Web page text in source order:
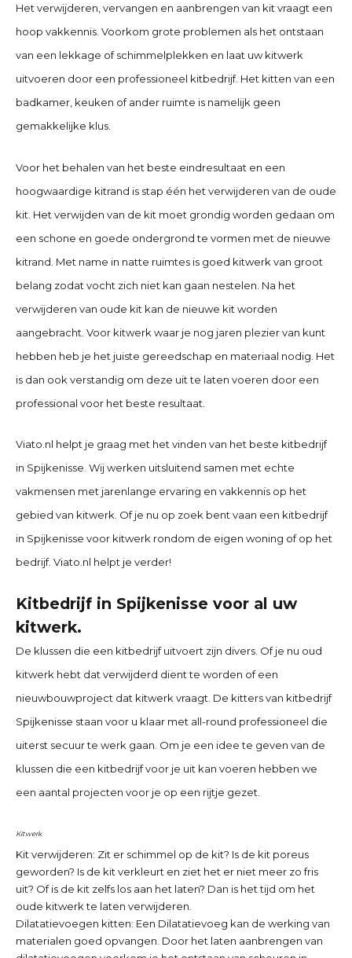
Het verwijderen, vervangen en aanbrengen van kit vraagt een
hoop vakkennis. Voorkom grote problemen als het ontstaan
van een lekkage of schimmelplekken en laat uw kitwerk
uitvoeren door een professioneel kitbedrijf. Het kitten van een
badkamer, keuken of ander ruimte is namelijk geen
gemakkelijke klus.
Voor het behalen van het beste eindresultaat en een
hoogwaardige kitrand is stap één het verwijderen van de oude
kit. Het verwijden van de kit moet grondig worden gedaan om
een schone en goede ondergrond te vormen met de nieuwe
kitrand. Met name in natte ruimtes is goed kitwerk van groot
belang zodat vocht zich niet kan gaan nestelen. Na het
verwijderen van oude kit kan de nieuwe kit worden
aangebracht. Voor kitwerk waar je nog jaren plezier van kunt
hebben heb je het juiste gereedschap en materiaal nodig. Het
is dan ook verstandig om deze uit te laten voeren door een
professional voor het beste resultaat.
Viato.nl helpt je graag met het vinden van het beste kitbedrijf
in Spijkenisse. Wij werken uitsluitend samen met echte
vakmensen met jarenlange ervaring en vakkennis op het
gebied van kitwerk. Of je nu op zoek bent vaan een kitbedrijf
in Spijkenisse voor kitwerk rondom de eigen woning of op het
bedrijf. Viato.nl helpt je verder!
Kitbedrijf in Spijkenisse voor al uw
kitwerk.
De klussen die een kitbedrijf uitvoert zijn divers. Of je nu oud
kitwerk hebt dat verwijderd dient te worden of een
nieuwbouwproject dat kitwerk vraagt. De kitters van kitbedrijf
Spijkenisse staan voor u klaar met all-round professioneel die
uiterst secuur te werk gaan. Om je een idee te geven van de
klussen die een kitbedrijf voor je uit kan voeren hebben we
een aantal projecten voor je op een rijtje gezet.
Kitwerk
Kit verwijderen: Zit er schimmel op de kit? Is de kit poreus
geworden? Is de kit verkleurt en ziet het er niet meer zo fris
uit? Of is de kit zelfs los aan het laten? Dan is het tijd om het
oude kitwerk te laten verwijderen.
Dilatatievoegen kitten: Een Dilatatievoeg kan de werking van
materialen goed opvangen. Door het laten aanbrengen van